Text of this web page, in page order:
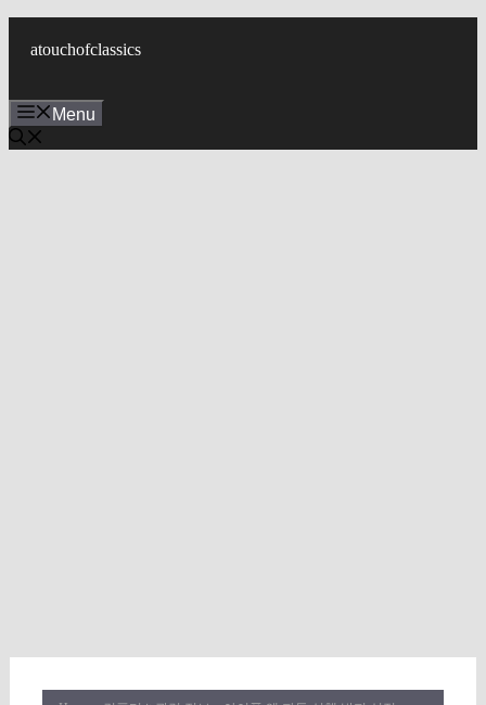
건
너
atouchofclassics
Menu